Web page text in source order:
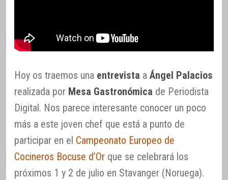
Hoy os traemos una entrevista a Ángel Palacios
realizada por Mesa Gastronómica de Periodista
Digital. Nos parece interesante conocer un poco
más a este joven chef que está a punto de
participar en el Campeonato Europeo de
Cocineros Bocuse d’Or que se celebrará los
próximos 1 y 2 de julio en Stavanger (Noruega).